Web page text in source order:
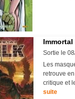
Immortal
Sortie le
Les
retrouve
critique et
suite